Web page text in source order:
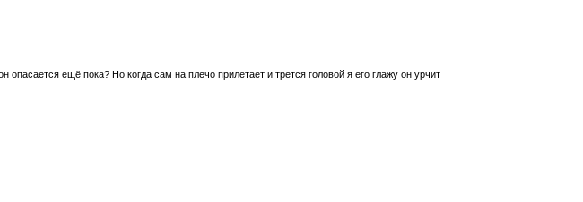
опасается ещё пока? Но когда сам на плечо прилетает и трется головой я его глажу он урчит